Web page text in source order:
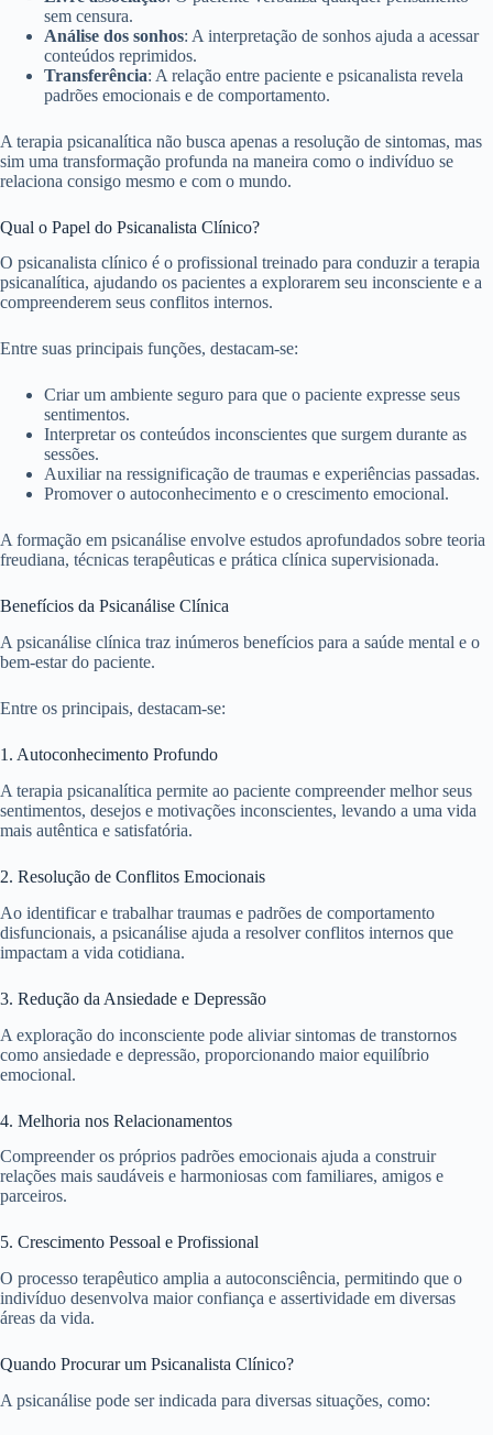
sem censura.
Análise dos sonhos: A interpretação de sonhos ajuda a acessar
conteúdos reprimidos.
Transferência: A relação entre paciente e psicanalista revela
padrões emocionais e de comportamento.
A terapia psicanalítica não busca apenas a resolução de sintomas, mas
sim uma transformação profunda na maneira como o indivíduo se
relaciona consigo mesmo e com o mundo.
Qual o Papel do Psicanalista Clínico?
O psicanalista clínico é o profissional treinado para conduzir a terapia
psicanalítica, ajudando os pacientes a explorarem seu inconsciente e a
compreenderem seus conflitos internos.
Entre suas principais funções, destacam-se:
Criar um ambiente seguro para que o paciente expresse seus
sentimentos.
Interpretar os conteúdos inconscientes que surgem durante as
sessões.
Auxiliar na ressignificação de traumas e experiências passadas.
Promover o autoconhecimento e o crescimento emocional.
A formação em psicanálise envolve estudos aprofundados sobre teoria
freudiana, técnicas terapêuticas e prática clínica supervisionada.
Benefícios da Psicanálise Clínica
A psicanálise clínica traz inúmeros benefícios para a saúde mental e o
bem-estar do paciente.
Entre os principais, destacam-se:
1. Autoconhecimento Profundo
A terapia psicanalítica permite ao paciente compreender melhor seus
sentimentos, desejos e motivações inconscientes, levando a uma vida
mais autêntica e satisfatória.
2. Resolução de Conflitos Emocionais
Ao identificar e trabalhar traumas e padrões de comportamento
disfuncionais, a psicanálise ajuda a resolver conflitos internos que
impactam a vida cotidiana.
3. Redução da Ansiedade e Depressão
A exploração do inconsciente pode aliviar sintomas de transtornos
como ansiedade e depressão, proporcionando maior equilíbrio
emocional.
4. Melhoria nos Relacionamentos
Compreender os próprios padrões emocionais ajuda a construir
relações mais saudáveis e harmoniosas com familiares, amigos e
parceiros.
5. Crescimento Pessoal e Profissional
O processo terapêutico amplia a autoconsciência, permitindo que o
indivíduo desenvolva maior confiança e assertividade em diversas
áreas da vida.
Quando Procurar um Psicanalista Clínico?
A psicanálise pode ser indicada para diversas situações, como: